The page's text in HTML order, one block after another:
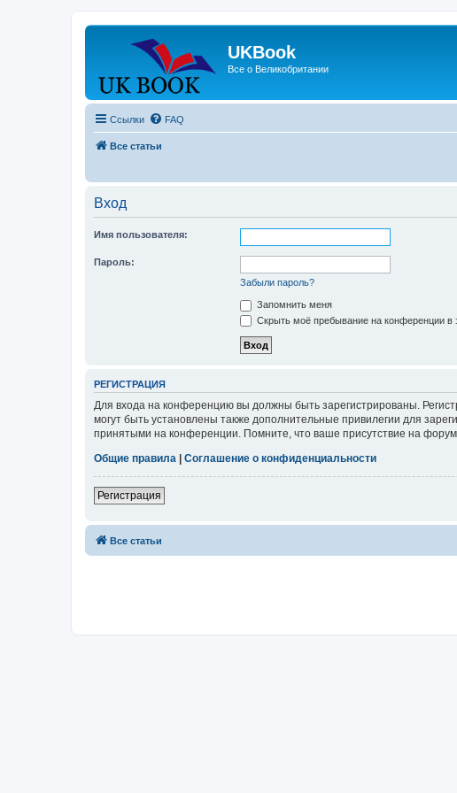
UKBook
Все о Великобритании
Ссылки FAQ
Все статьи
Вход
Имя пользователя:
Пароль:
Забыли пароль?
Запомнить меня
Скрыть моё пребывание на конференции в
РЕГИСТРАЦИЯ
Для входа на конференцию вы должны быть зарегистрированы.
могут быть установлены также дополнительные привилегии для
принятыми на конференции. Помните, что ваше присутствие на
Общие правила | Соглашение о конфиденциальности
Регистрация
Все статьи